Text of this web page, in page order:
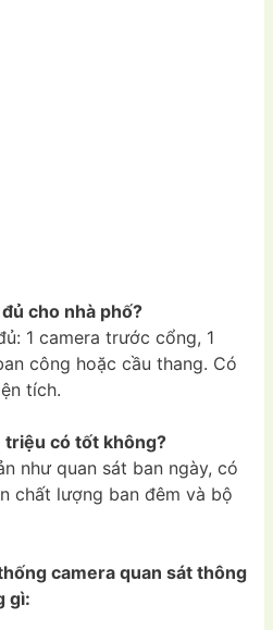
cho nhà phố?
1 camera trước cổng, 1
công hoặc cầu thang. Có
tích.
triệu có tốt không?
như quan sát ban ngày, có
chất lượng ban đêm và bộ
camera quan sát thông
gì: